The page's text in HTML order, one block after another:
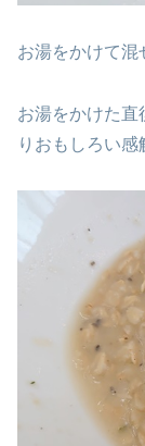
お湯をかけて混
お湯をかけた直
りおもしろい感